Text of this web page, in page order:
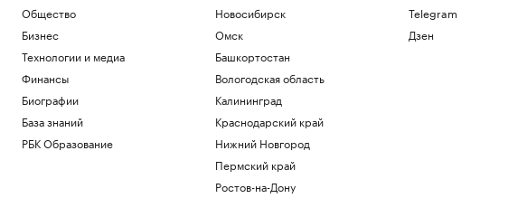
Общество
Бизнес
Технологии и медиа
Финансы
Биографии
База знаний
РБК Образование
Новосибирск
Омск
Башкортостан
Вологодская область
Калининград
Краснодарский край
Нижний Новгород
Пермский край
Ростов-на-Дону
Telegram
Дзен